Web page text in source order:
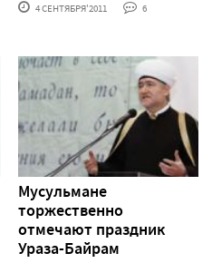
4 СЕНТЯБРЯ'2011 6
Мусульмане
торжественно
отмечают праздник
Ураза-Байрам